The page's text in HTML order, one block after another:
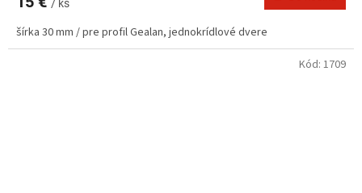
/ ks
šírka 30 mm / pre profil Gealan, jednokrídlové dvere
Kód: 1709